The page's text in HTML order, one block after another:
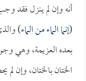
أنه وإن لم ينزل فقد
(إنما الماء من الماء)
بعده العزيمة، وهي
الختان بالختان، وإن لم